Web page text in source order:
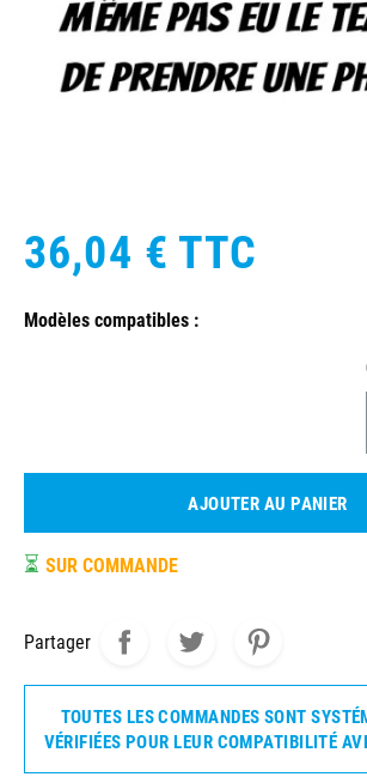
36,04 € TTC
Modèles compatibles :
AJOUTER AU PANIER
⏳ SUR COMMANDE
Partager
TOUTES LES COMMANDES SONT
VÉRIFIÉES POUR LEUR COMPATIBILITÉ